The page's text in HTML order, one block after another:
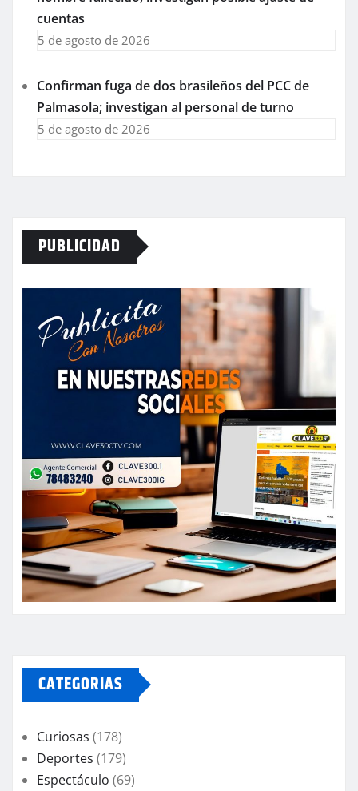
cuentas
5 de agosto de 2026
Confirman fuga de dos brasileños del PCC de
Palmasola; investigan al personal de turno
5 de agosto de 2026
PUBLICIDAD
CATEGORIAS
Curiosas (178)
Deportes (179)
Espectáculo (69)